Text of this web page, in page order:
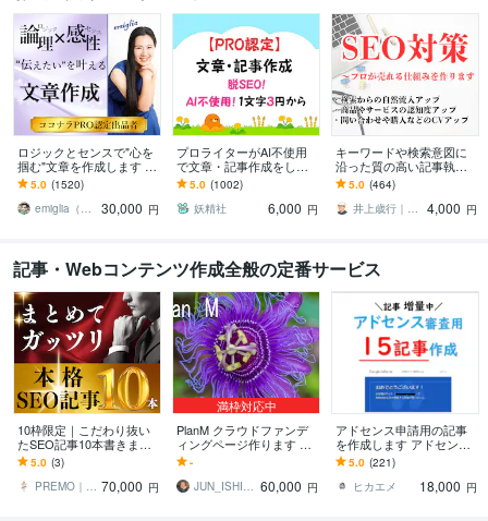
ロジックとセンスで"心を
掴む"文章を作成します あ
なたの「実現したい未
来」を叶えるための渾身
のライティング
5.0 (1520)
emiglia（エミリア）
30,000 円
プロライターがAI不使用
で文章・記事作成をしま
す ホームページ、アフィ
リエイト、ゲーム記事な
ども楽しく執筆中！
5.0 (1002)
妖精社
6,000 円
キーワードや検索意図に
沿った質の高い記事執筆
します ランキング1位獲得
済ライター、出版賞受賞
ライターが心をこめて
5.0 (464)
井上歳行｜SEO対策×Webライティング
4,000 円
記事・Webコンテンツ作成全般の定番サービス
10枠限定｜こだわり抜い
たSEO記事10本書きます
KW選定、構成、執筆、装
飾、画像、WP入稿まで全
てお任せ！
5.0 (3)
PREMO｜SEO記事＆X運用の専門家 70,000 円
満枠対応中
PlanM クラウドファンデ
ィングページ作ります ク
ラウドファンディングの
立ち上げをゼロからお手
伝いします。
-
JUN_ISHIKAWA 60,000 円
アドセンス申請用の記事
を作成します アドセンス
に申請する用の記事作成
が面倒くさい方に最適で
す。
5.0 (221)
ヒカエメ
18,000 円